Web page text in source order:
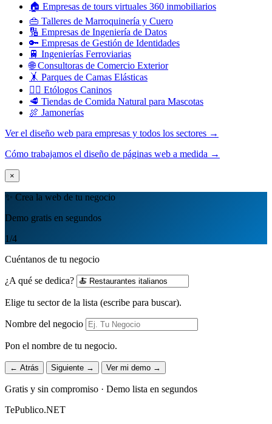
🏠 Empresas de tours virtuales 360 inmobiliarios
👜 Talleres de Marroquinería y Cuero
🔢 Empresas de Ingeniería de Datos
🔑 Empresas de Gestión de Identidades
🚆 Ingenierías Ferroviarias
🌐 Consultoras de Comercio Exterior
🤸 Parques de Camas Elásticas
🐕‍🦺 Etólogos Caninos
🥩 Tiendas de Comida Natural para Mascotas
🍖 Jamonerías
Ver el diseño web para empresas y todos los sectores →
Cómo trabajamos el diseño de páginas web a medida →
×
✨ Crea la web de tu negocio
Demo gratis en segundos
1/4
Cuéntanos de tu negocio
¿A qué se dedica?
Elige tu sector de la lista (escribe para buscar).
Nombre del negocio
Pon el nombre de tu negocio.
← Atrás Siguiente → Ver mi demo →
Gratis y sin compromiso · Demo lista en segundos
TePublico.NET